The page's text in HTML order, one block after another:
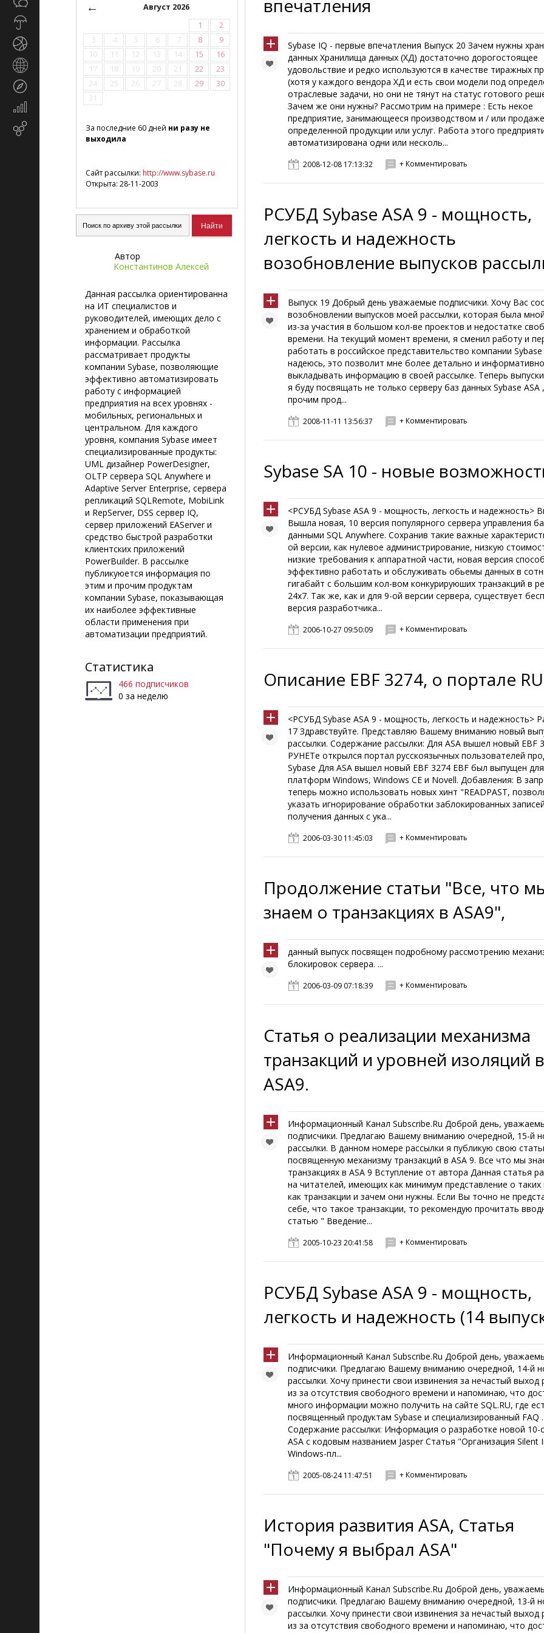
Экономика
маркетинг
←
Август 2026
1
2
3
4 5 6 7 8
9
10
11 12 13 14 15
16
17
18 19 20 21 22
23
24
25 26 27 28 29
30
31
За последние 60 дней ни разу не
выходила
Сайт рассылки: http://www.sybase.ru
Открыта: 28-11-2003
Автор
Константинов Алексей
Данная рассылка ориентированна
на ИТ специалистов и
руководителей, имеющих дело с
хранением и обработкой
информации. Рассылка
рассматривает продукты
компании Sybase, позволяющие
эффективно автоматизировать
работу с информацией
предприятия на всех уровнях -
мобильных, региональных и
центральном. Для каждого
уровня, компания Sybase имеет
специализированные продукты:
UML дизайнер PowerDesigner,
OLTP сервера SQL Anywhere и
Adaptive Server Enterprise, сервера
репликаций SQLRemote, MobiLink
и RepServer, DSS сервер IQ,
сервер приложений EAServer и
средство быстрой разработки
клиентских приложений
PowerBuilder. В рассылке
публикуюется информация по
этим и прочим продуктам
компании Sybase, показывающая
их наиболее эффективные
области применения при
автоматизации предприятий.
Статистика
466 подписчиков
0 за неделю
впечатления
Sybase IQ - первые впечатления Выпуск 20 Зачем нужны
данных Хранилища данных (ХД) достаточно дорогостоящее
удовольствие и редко используются в качестве тиражных
(хотя у каждого вендора ХД и есть свои модели под
отраслевые задачи, но они не тянут на статус готового
Зачем же они нужны? Рассмотрим на примере : Есть некое
предприятие, занимающееся производством и / или
определенной продукции или услуг. Работа этого
автоматизирована одни или несколь...
2008-12-08 17:13:32 + Комментировать
РСУБД Sybase ASA 9 - мощность,
легкость и надежность
возобновление выпусков
Выпуск 19 Добрый день уважаемые подписчики. Хочу Вас
возобновлении выпусков моей рассылки, которая была
из-за участия в большом кол-ве проектов и недостатке
времени. На текущий момент времени, я сменил работу и
работать в российское представительство компании Sybase
надеюсь, это позволит мне более детально и информативно
выкладывать информацию в своей рассылке. Теперь
я буду посвящать не только серверу баз данных Sybase ASA
прочим прод...
2008-11-11 13:56:37 + Комментировать
Sybase SA 10 - новые
<РСУБД Sybase ASA 9 - мощность, легкость и надежность>
Вышла новая, 10 версия популярного сервера управления
данными SQL Anywhere. Сохранив такие важные
ой версии, как нулевое администрирование, низкую
низкие требования к аппаратной части, новая версия
эффективно работать и обслуживать обьемы данных в
гигабайт с большим кол-вом конкурируюших транзакций в
24x7. Так же, как и для 9-ой версии сервера, существует
версия разработчика...
2006-10-27 09:50:09 + Комментировать
Описание EBF 3274, о портале
<РСУБД Sybase ASA 9 - мощность, легкость и надежность>
17 Здравствуйте. Представляю Вашему вниманию новый
рассылки. Содержание рассылки: Для ASA вышел новый EBF
РУНЕТе открылся портал русскоязычных пользователей
Sybase Для ASA вышел новый EBF 3274 EBF был выпущен для
платформ Windows, Windows CE и Novell. Добавления: В
теперь можно использовать новых хинт "READPAST,
указать игнорирование обработки заблокированных
получения данных с ука...
2006-03-30 11:45:03 + Комментировать
Продолжение статьи "Все, что
знаем о транзакциях в ASA9",
данный выпуск посвящен подробному рассмотрению
блокировок сервера. ...
2006-03-09 07:18:39 + Комментировать
Статья о реализации механизма
транзакций и уровней изоляций в
ASA9.
Информационный Канал Subscribe.Ru Доброй день,
подписчики. Предлагаю Вашему вниманию очередной, 15-й
рассылки. В данном номере рассылки я публикую свою
посвященную механизму транзакций в ASA 9. Все что мы
транзакциях в ASA 9 Вступление от автора Данная статья
на читателей, имеющих как минимум представление о таких
как транзакции и зачем они нужны. Если Вы точно не
себе, что такое транзакции, то рекомендую прочитать
статью " Введение...
2005-10-23 20:41:58 + Комментировать
РСУБД Sybase ASA 9 - мощность,
легкость и надежность (14
Информационный Канал Subscribe.Ru Доброй день,
подписчики. Предлагаю Вашему вниманию очередной, 14-й
рассылки. Хочу принести свои извинения за нечастый выход
из за отсутствия свободного времени и напоминаю, что
много информации можно получить на сайте SQL.RU, где
посвященный продуктам Sybase и специализированный FAQ .
Содержание рассылки: Информация о разработке новой 10-
ASA с кодовым названием Jasper Статья "Организация Silent
Windows-пл...
2005-08-24 11:47:51 + Комментировать
История развития ASA, Статья
"Почему я выбрал ASA"
Информационный Канал Subscribe.Ru Доброй день,
подписчики. Предлагаю Вашему вниманию очередной, 13-й
рассылки. Хочу принести свои извинения за нечастый выход
из за отсутствия свободного времени и напоминаю, что